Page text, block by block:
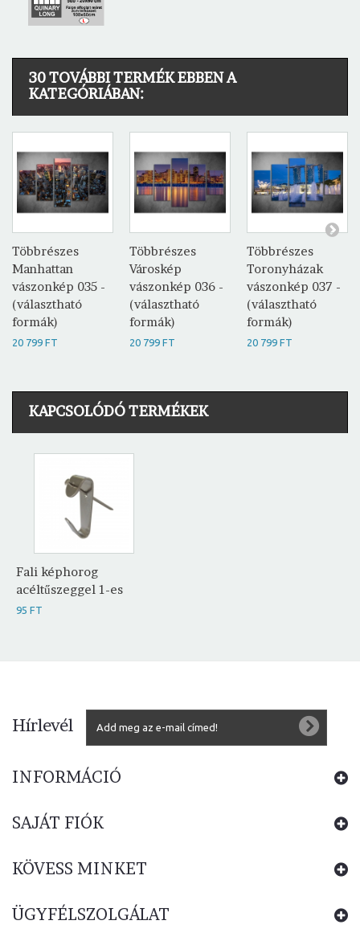
30 TOVÁBBI TERMÉK EBBEN A
KATEGÓRIÁBAN:
Többrészes
Manhattan
vászonkép 035 -
(választható
formák)
20 799 FT
Többrészes
Városkép
vászonkép 036 -
(választható
formák)
20 799 FT
Többrészes
Toronyházak
vászonkép 037 -
(választható
formák)
20 799 FT
KAPCSOLÓDÓ TERMÉKEK
Fali képhorog
acéltűszeggel 1-es
95 FT
Hírlevél
INFORMÁCIÓ
SAJÁT FIÓK
KÖVESS MINKET
ÜGYFÉLSZOLGÁLAT